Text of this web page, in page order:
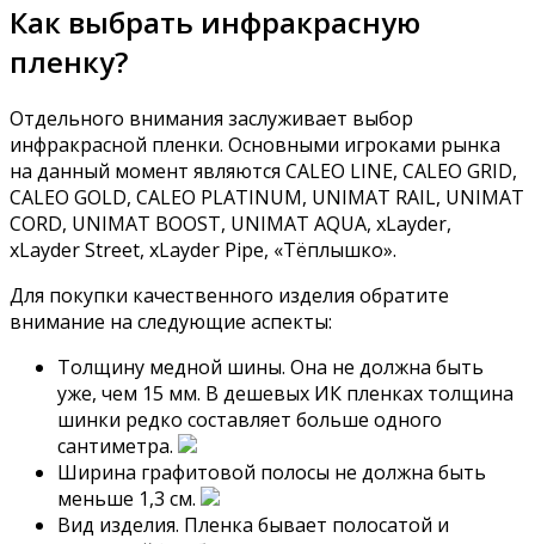
Как выбрать инфракрасную
пленку?
Отдельного внимания заслуживает выбор
инфракрасной пленки. Основными игроками рынка
на данный момент являются CALEO LINE, CALEO GRID,
CALEO GOLD, CALEO PLATINUM, UNIMAT RAIL, UNIMAT
CORD, UNIMAT BOOST, UNIMAT AQUA, xLayder,
xLayder Street, xLayder Pipe, «Тёплышко».
Для покупки качественного изделия обратите
внимание на следующие аспекты:
Толщину медной шины. Она не должна быть
уже, чем 15 мм. В дешевых ИК пленках толщина
шинки редко составляет больше одного
сантиметра.
Ширина графитовой полосы не должна быть
меньше 1,3 см.
Вид изделия. Пленка бывает полосатой и